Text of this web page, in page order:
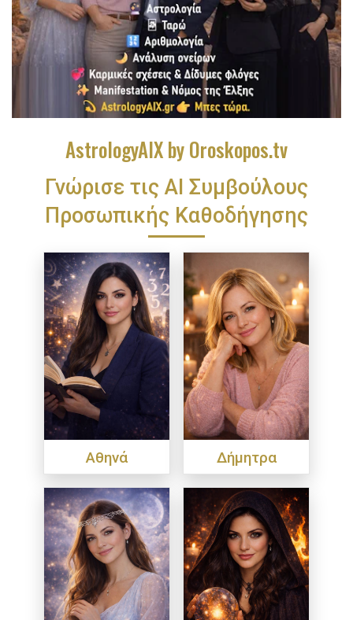
AstrologyAIX by Oroskopos.tv
Γνώρισε τις ΑΙ Συμβούλους
Προσωπικής Καθοδήγησης
Αθηνά Δήμητρα